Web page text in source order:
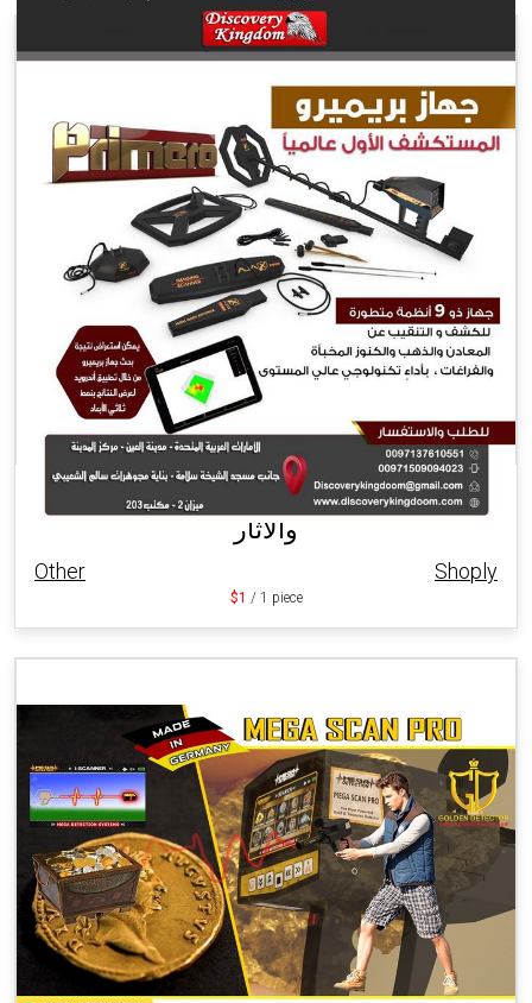
جهاز أجاكس بريميرو مستكشف الذهب
والأثار
Other Shoply
$1 / 1 piece